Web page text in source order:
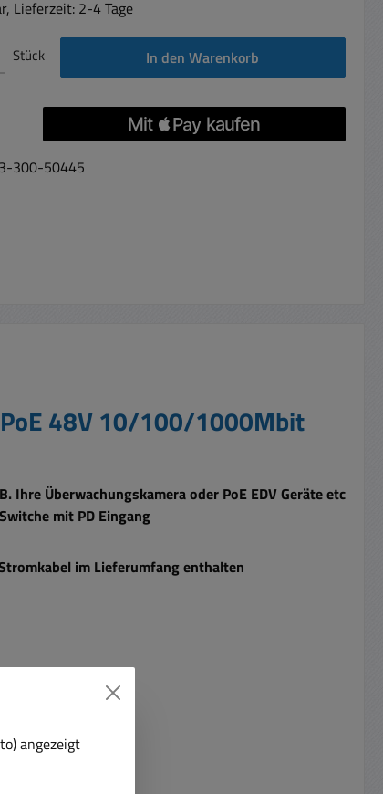
Lieferzeit: 2-4 Tage
gewünschten Wert ein oder benutze die Schaltflächen um die
Stück In den Warenkorb
300-50445
48V 10/100/1000Mbit
Überwachungskamera oder PoE EDV Geräte etc
mit PD Eingang
im Lieferumfang enthalten
angezeigt